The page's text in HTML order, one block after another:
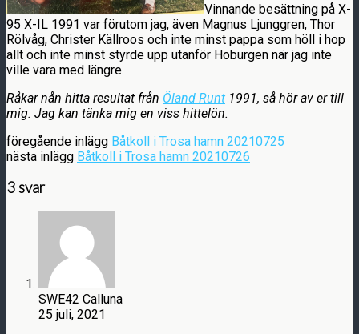
Vinnande besättning på X-
95 X-IL 1991 var förutom jag, även Magnus Ljunggren, Thor
Rölvåg, Christer Källroos och inte minst pappa som höll i hop
allt och inte minst styrde upp utanför Hoburgen när jag inte
ville vara med längre.
Råkar nån hitta resultat från Öland Runt 1991, så hör av er till
mig. Jag kan tänka mig en viss hittelön.
föregående inlägg Båtkoll i Trosa hamn 20210725
nästa inlägg Båtkoll i Trosa hamn 20210726
3 svar
SWE42 Calluna
25 juli, 2021